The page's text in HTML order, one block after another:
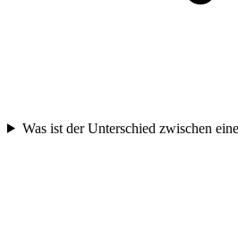
Was ist der Unterschied zwischen